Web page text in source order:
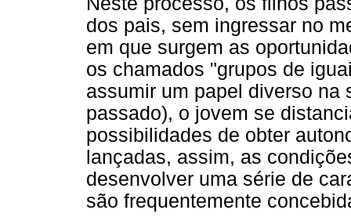
dos pais, sem ingressar no
em que surgem as
os chamados "grupos de
assumir um papel diverso na
passado), o jovem se
possibilidades de obter
lançadas, assim, as
desenvolver uma série de
são frequentemente